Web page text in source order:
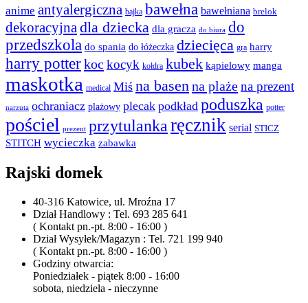
anime antyalergiczna bajka bawełna bawełniana brelok
dekoracyjna dla dziecka dla gracza do biura do
przedszkola do spania do łóżeczka dziecięca gra harry
harry potterkoc kocyk kołdra kubek kąpielowy manga
maskotka medical Miś na basenna plażena prezent
narzuta ochraniacz plażowy plecak podkład poduszka potter
pościel prezent przytulankaręcznik serial STICZ
STITCH wycieczka zabawka
Rajski domek
40-316 Katowice, ul. Mroźna 17
Dział Handlowy : Tel. 693 285 641
( Kontakt pn.-pt. 8:00 - 16:00 )
Dział Wysyłek/Magazyn : Tel. 721 199 940
( Kontakt pn.-pt. 8:00 - 16:00 )
Godziny otwarcia:
Poniedziałek - piątek 8:00 - 16:00
sobota, niedziela - nieczynne